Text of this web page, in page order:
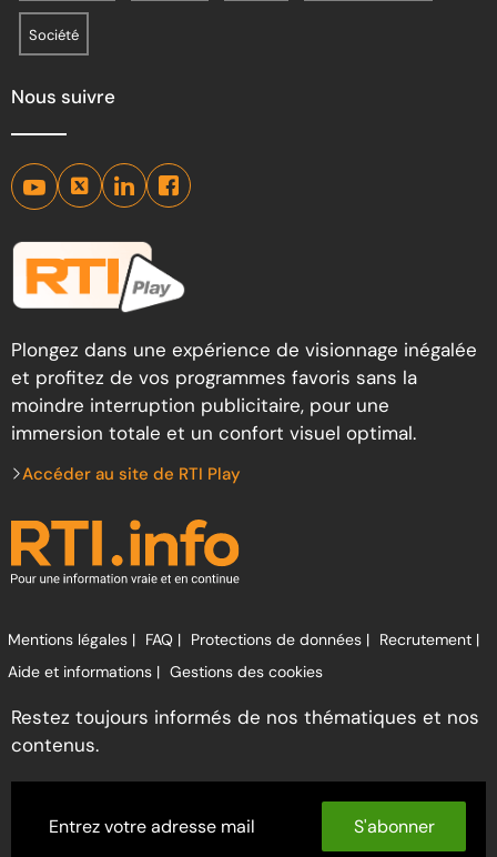
Société
Nous suivre
Plongez dans une expérience de visionnage inégalée
et profitez de vos programmes favoris sans la
moindre interruption publicitaire, pour une
immersion totale et un confort visuel optimal.
Accéder au site de RTI Play
Mentions légales | FAQ | Protections de données | Recrutement |
Aide et informations | Gestions des cookies
Restez toujours informés de nos thématiques et nos
contenus.
S'abonner